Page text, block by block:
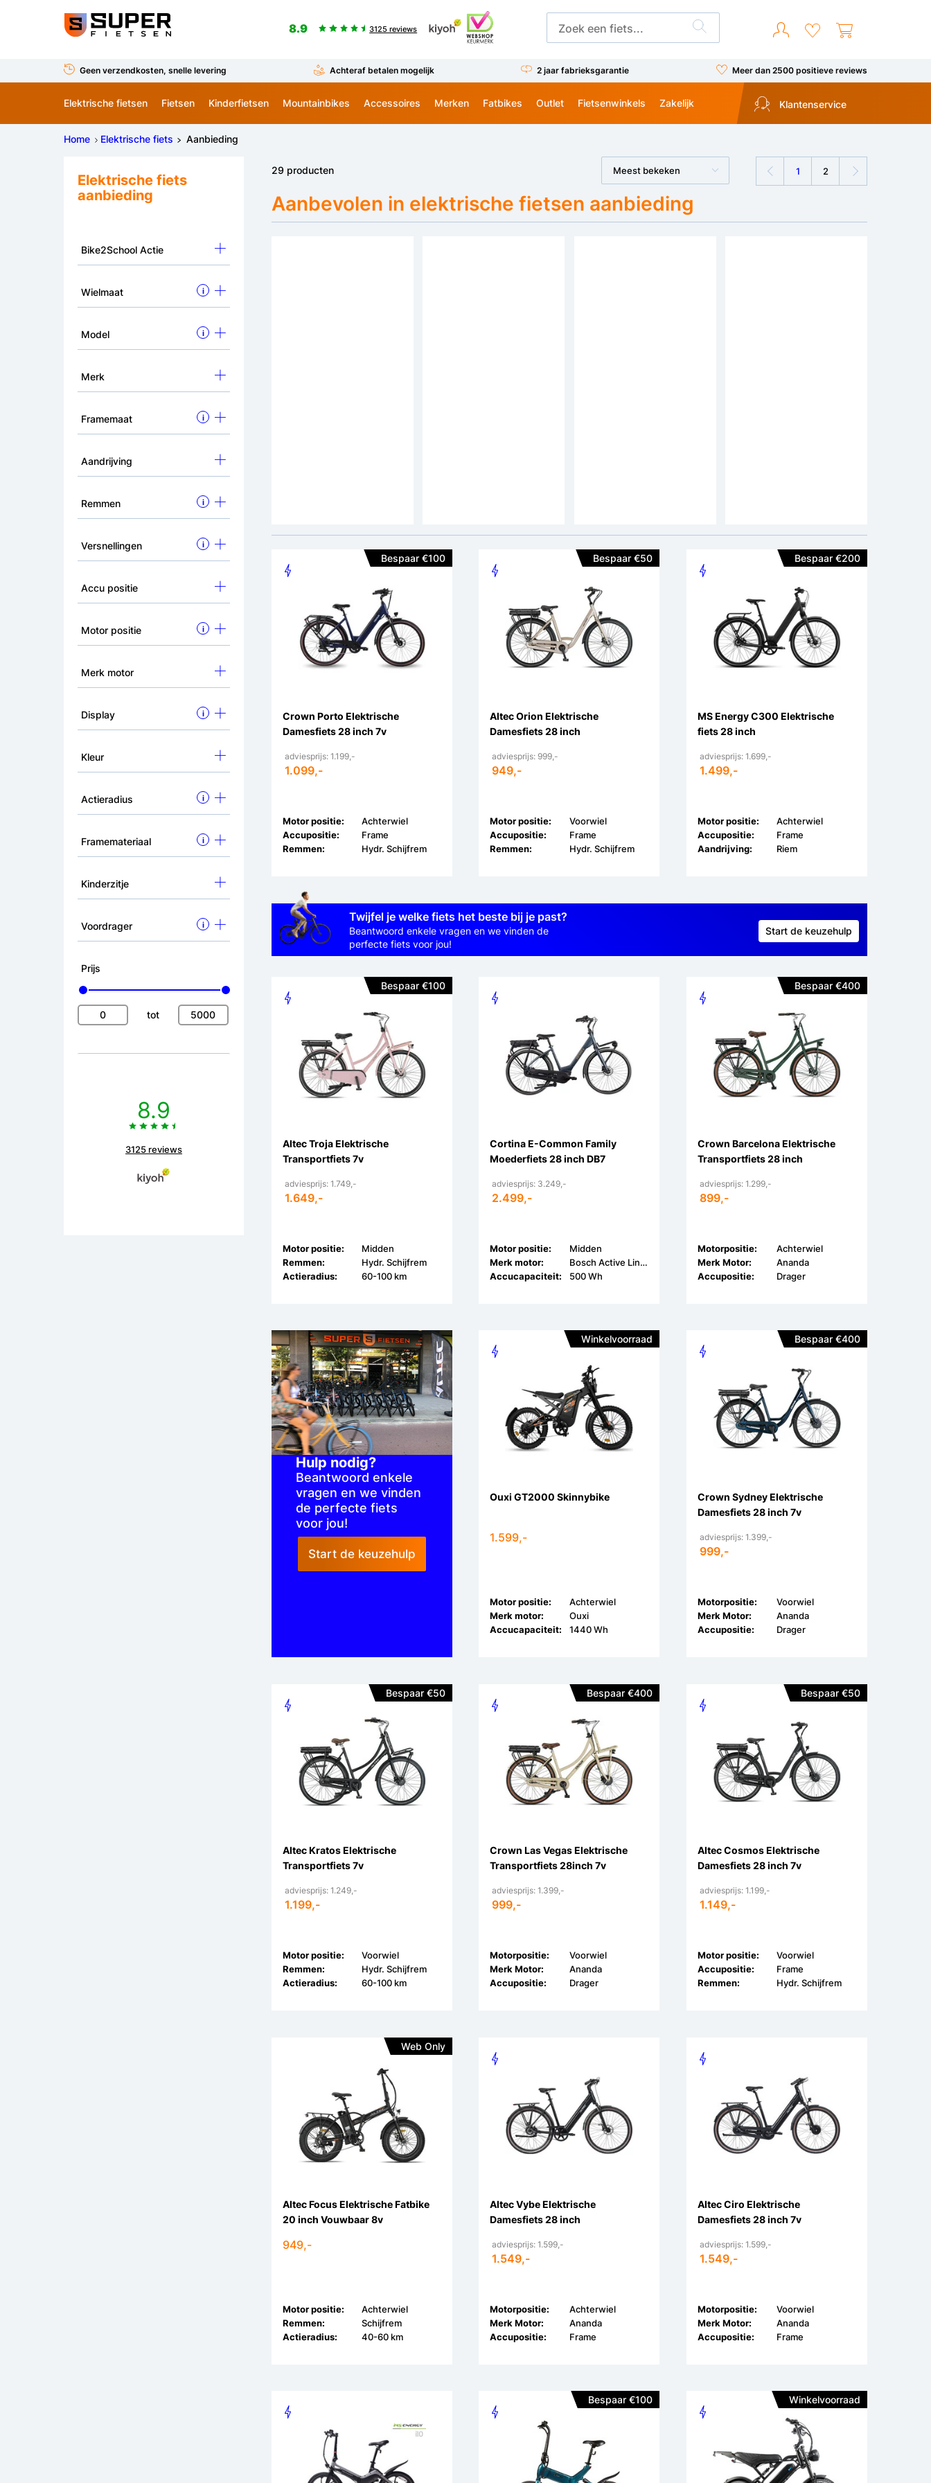
8.9 3125 reviews
Geen verzendkosten, snelle levering Achteraf betalen mogelijk 2 jaar fabrieksgarantie Meer dan 2500 positieve reviews
Elektrische fietsen Fietsen Kinderfietsen Mountainbikes Accessoires Merken Fatbikes Outlet Fietsenwinkels Zakelijk Klantenservice
Home Elektrische fiets Aanbieding
Elektrische fiets
aanbieding
Bike2School Actie
Wielmaat i
Model i
Merk
Framemaat i
Aandrijving
Remmen i
Versnellingen i
Accu positie
Motor positie i
Merk motor
Display i
Kleur
Actieradius i
Framemateriaal i
Kinderzitje
Voordrager i
Prijs
tot
8.9
3125 reviews
29 producten Meest bekeken 1 2
Aanbevolen in elektrische fietsen aanbieding
Bespaar €100
Crown Porto Elektrische
Damesfiets 28 inch 7v
adviesprijs: 1.199,-
1.099,-
Motor positie:
Achterwiel
Accupositie:
Frame
Remmen:
Hydr. Schijfrem
Bespaar €50
Altec Orion Elektrische
Damesfiets 28 inch
adviesprijs: 999,-
949,-
Motor positie:
Voorwiel
Accupositie:
Frame
Remmen:
Hydr. Schijfrem
Bespaar €200
MS Energy C300 Elektrische
fiets 28 inch
adviesprijs: 1.699,-
1.499,-
Motor positie:
Achterwiel
Accupositie:
Frame
Aandrijving:
Riem
Twijfel je welke fiets het beste bij je past?
Beantwoord enkele vragen en we vinden de
perfecte fiets voor jou!
Start de keuzehulp
Bespaar €100
Altec Troja Elektrische
Transportfiets 7v
adviesprijs: 1.749,-
1.649,-
Motor positie:
Midden
Remmen:
Hydr. Schijfrem
Actieradius:
60-100 km
Cortina E-Common Family
Moederfiets 28 inch DB7
adviesprijs: 3.249,-
2.499,-
Motor positie:
Midden
Merk motor:
Bosch Active Line Plus
Accucapaciteit:
500 Wh
Bespaar €400
Crown Barcelona Elektrische
Transportfiets 28 inch
adviesprijs: 1.299,-
899,-
Motorpositie:
Achterwiel
Merk Motor:
Ananda
Accupositie:
Drager
Hulp nodig?
Beantwoord enkele
vragen en we vinden
de perfecte fiets
voor jou!
Start de keuzehulp
Winkelvoorraad
Ouxi GT2000 Skinnybike
1.599,-
Motor positie:
Achterwiel
Merk motor:
Ouxi
Accucapaciteit:
1440 Wh
Bespaar €400
Crown Sydney Elektrische
Damesfiets 28 inch 7v
adviesprijs: 1.399,-
999,-
Motorpositie:
Voorwiel
Merk Motor:
Ananda
Accupositie:
Drager
Bespaar €50
Altec Kratos Elektrische
Transportfiets 7v
adviesprijs: 1.249,-
1.199,-
Motor positie:
Voorwiel
Remmen:
Hydr. Schijfrem
Actieradius:
60-100 km
Bespaar €400
Crown Las Vegas Elektrische
Transportfiets 28inch 7v
adviesprijs: 1.399,-
999,-
Motorpositie:
Voorwiel
Merk Motor:
Ananda
Accupositie:
Drager
Bespaar €50
Altec Cosmos Elektrische
Damesfiets 28 inch 7v
adviesprijs: 1.199,-
1.149,-
Motor positie:
Voorwiel
Accupositie:
Frame
Remmen:
Hydr. Schijfrem
Web Only
Altec Focus Elektrische Fatbike
20 inch Vouwbaar 8v
949,-
Motor positie:
Achterwiel
Remmen:
Schijfrem
Actieradius:
40-60 km
Altec Vybe Elektrische
Damesfiets 28 inch
adviesprijs: 1.599,-
1.549,-
Motorpositie:
Achterwiel
Merk Motor:
Ananda
Accupositie:
Frame
Altec Ciro Elektrische
Damesfiets 28 inch 7v
adviesprijs: 1.599,-
1.549,-
Motorpositie:
Voorwiel
Merk Motor:
Ananda
Accupositie:
Frame
Bespaar €100 Winkelvoorraad